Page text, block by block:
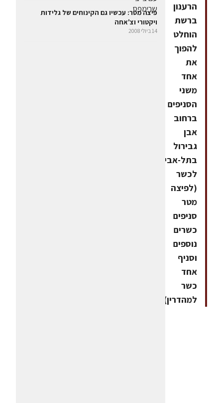
הרענון
ברשת
הוחלט
להפוך
את
אחד
משני
הסניפים
ברחוב
אבן
גבירול
בתל-אביב
לכשר
(לפיצה
מטר
סניפים
כשרים
נוספים
וסניף
אחד
כשר
למהדרין)
פיצה מטר: עכשיו גם הקינוחים של גלידות
ויקטורי וצ'אחה
14 ביולי 2008